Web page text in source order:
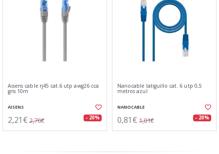
Aisens cable rj45 cat.6 utp awg26 cca
gris 10m
AISENS
2,21€ 2,76€ - 20%
Nanocable latiguillo cat. 6 utp 0,5
metros azul
NANOCABLE
0,81€ 1,01€ - 20%